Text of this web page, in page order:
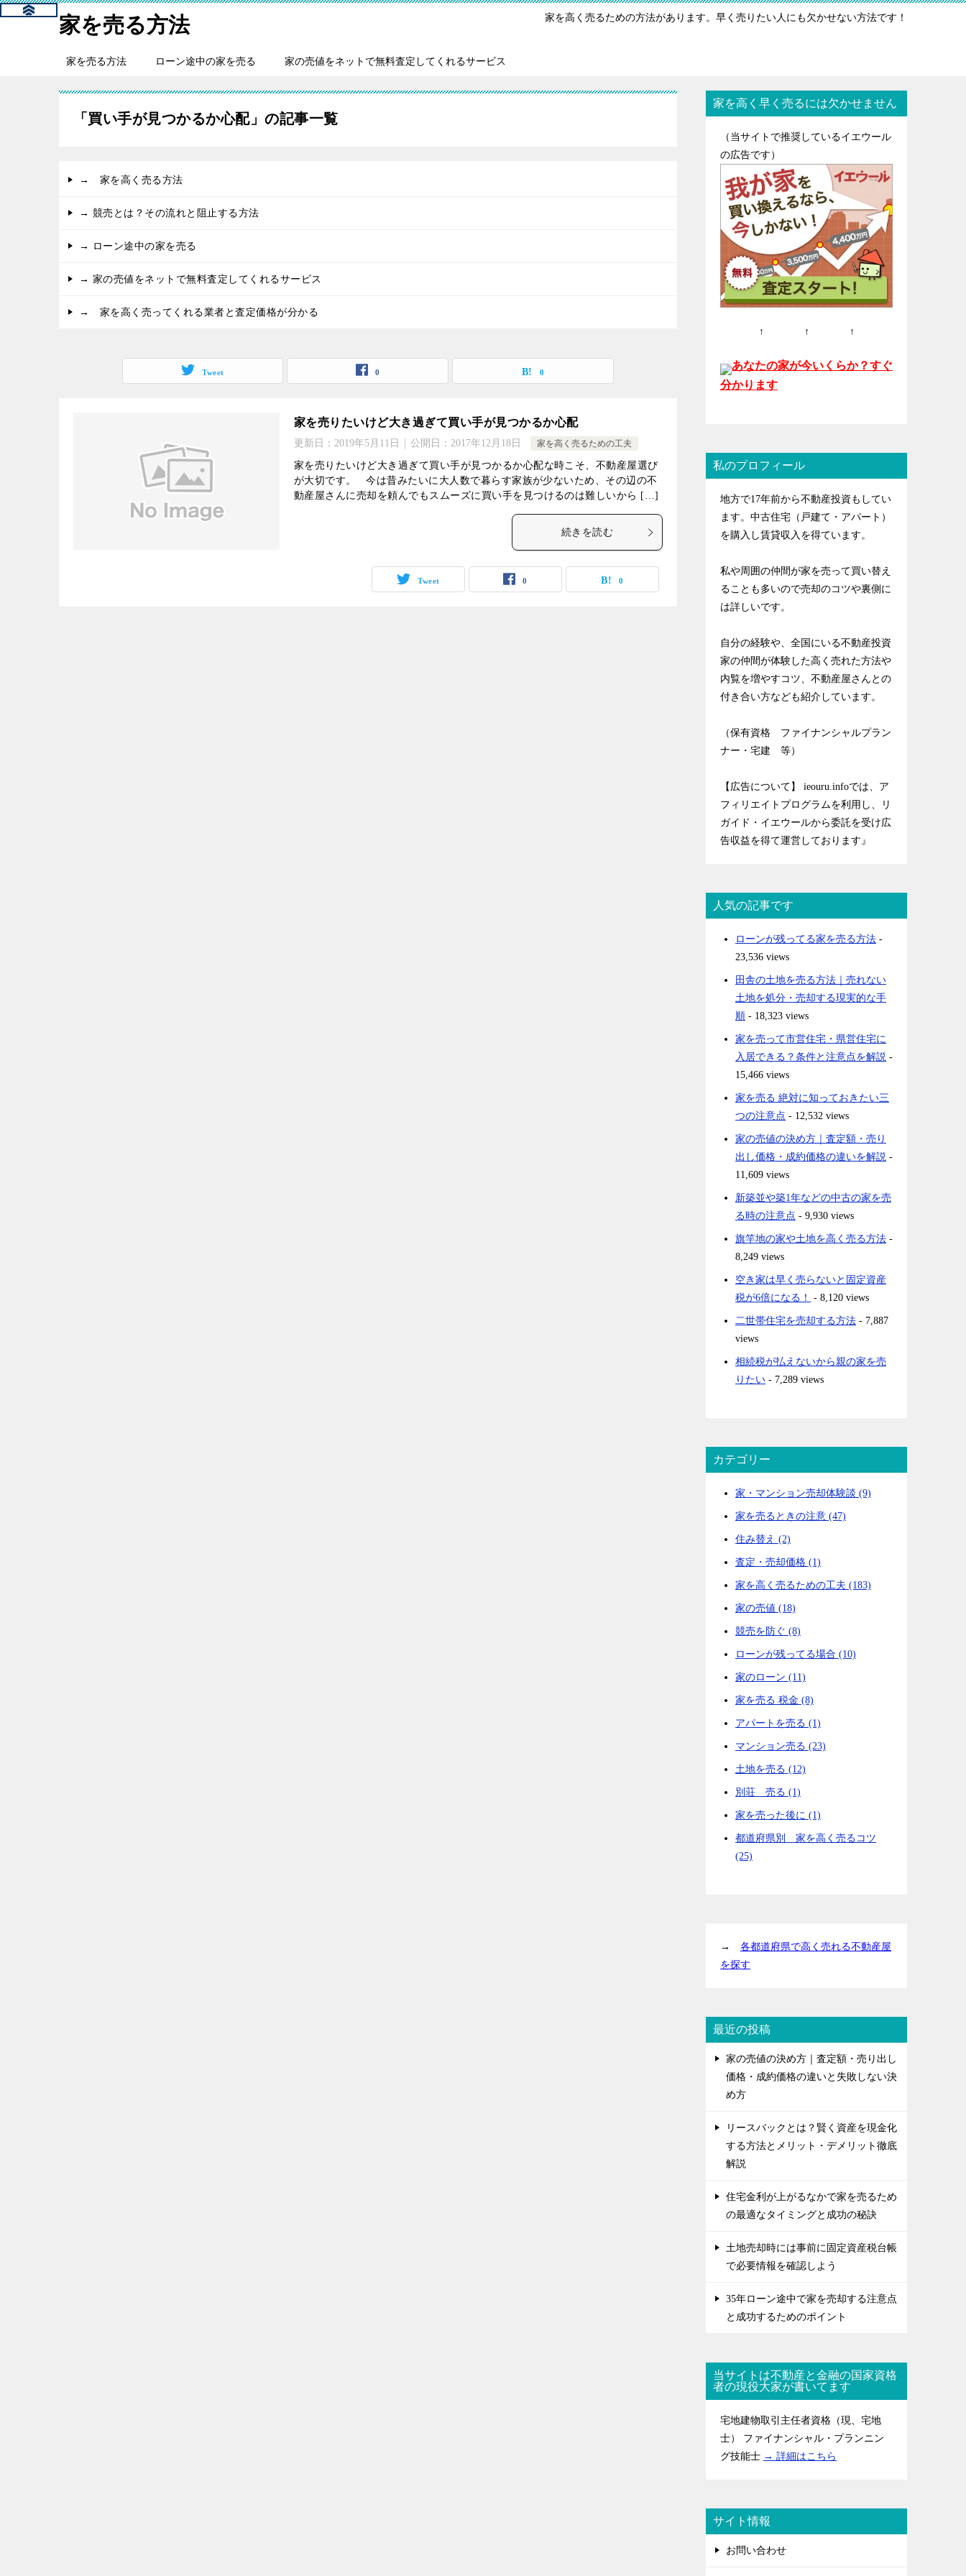
家を売る方法 家を高く売るための方法があります。早く売りたい人にも欠かせない方法です！
家を売る方法 ローン途中の家を売る 家の売値をネットで無料査定してくれるサービス
「買い手が見つかるか心配」の記事一覧
→ 家を高く売る方法
→ 競売とは？その流れと阻止する方法
→ ローン途中の家を売る
→ 家の売値をネットで無料査定してくれるサービス
→ 家を高く売ってくれる業者と査定価格が分かる
Tweet 0 0
家を売りたいけど大き過ぎて買い手が見つかるか心配
更新日： 2019年5月11日 公開日： 2017年12月18日 家を高く売るための工夫
家を売りたいけど大き過ぎて買い手が見つかるか心配な時こそ、不動産屋選び
が大切です。 今は昔みたいに大人数で暮らす家族が少ないため、その辺の不
動産屋さんに売却を頼んでもスムーズに買い手を見つけるのは難しいから […]
続きを読む
Tweet 0 0
家を高く早く売るには欠かせません
（当サイトで推奨しているイエウール
の広告です）
↑ ↑ ↑
あなたの家が今いくらか？すぐ
分かります
私のプロフィール
地方で17年前から不動産投資もしてい
ます。中古住宅（戸建て・アパート）
を購入し賃貸収入を得ています。
私や周囲の仲間が家を売って買い替え
ることも多いので売却のコツや裏側に
は詳しいです。
自分の経験や、全国にいる不動産投資
家の仲間が体験した高く売れた方法や
内覧を増やすコツ、不動産屋さんとの
付き合い方なども紹介しています。
（保有資格 ファイナンシャルプラン
ナー・宅建 等）
【広告について】 ieouru.infoでは、ア
フィリエイトプログラムを利用し、リ
ガイド・イエウールから委託を受け広
告収益を得て運営しております』
人気の記事です
ローンが残ってる家を売る方法 -
23,536 views
田舎の土地を売る方法｜売れない
土地を処分・売却する現実的な手
順 - 18,323 views
家を売って市営住宅・県営住宅に
入居できる？条件と注意点を解説 -
15,466 views
家を売る 絶対に知っておきたい三
つの注意点 - 12,532 views
家の売値の決め方｜査定額・売り
出し価格・成約価格の違いを解説 -
11,609 views
新築並や築1年などの中古の家を売
る時の注意点 - 9,930 views
旗竿地の家や土地を高く売る方法 -
8,249 views
空き家は早く売らないと固定資産
税が6倍になる！
- 8,120 views
二世帯住宅を売却する方法 - 7,887
views
相続税が払えないから親の家を売
りたい - 7,289 views
カテゴリー
家・マンション売却体験談 (9)
家を売るときの注意 (47)
住み替え (2)
査定・売却価格 (1)
家を高く売るための工夫 (183)
家の売値 (18)
競売を防ぐ (8)
ローンが残ってる場合 (10)
家のローン (11)
家を売る 税金 (8)
アパートを売る (1)
マンション売る (23)
土地を売る (12)
別荘 売る (1)
家を売った後に (1)
都道府県別 家を高く売るコツ
(25)
→ 各都道府県で高く売れる不動産屋
を探す
最近の投稿
家の売値の決め方｜査定額・売り出し
価格・成約価格の違いと失敗しない決
め方
リースバックとは？賢く資産を現金化
する方法とメリット・デメリット徹底
解説
住宅金利が上がるなかで家を売るため
の最適なタイミングと成功の秘訣
土地売却時には事前に固定資産税台帳
で必要情報を確認しよう
35年ローン途中で家を売却する注意点
と成功するためのポイント
当サイトは不動産と金融の国家資格
者の現役大家が書いてます
宅地建物取引主任者資格（現、宅地
士） ファイナンシャル・プランニン
グ技能士 → 詳細はこちら
サイト情報
お問い合わせ